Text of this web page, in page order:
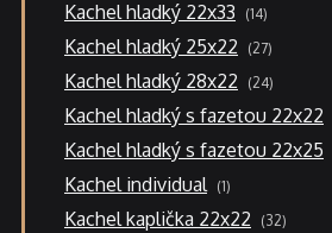
Kachel hladký 22x33 1414
produktů
Kachel hladký 25x22 2727
produktů
Kachel hladký 28x22 2424
produktů
Kachel hladký s fazetou 22x22
Kachel hladký s fazetou 22x25
Kachel individual 11
produkt
Kachel kaplička 22x22 3232